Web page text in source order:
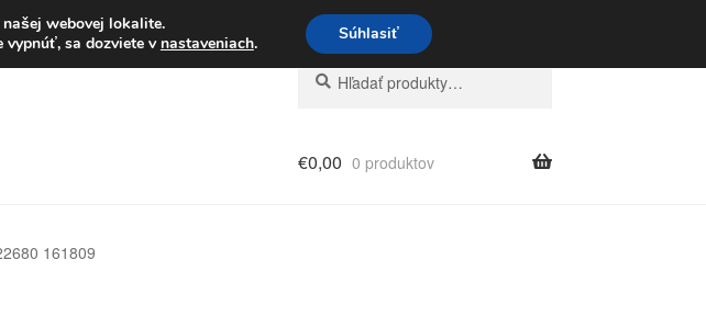
09:00–16:00 233 221 276
Hľadať:
Vyhľadávanie
€0,00 0 produktov
161809
webovej lokalite.
vypnúť, sa dozviete v nastaveniach. Súhlasiť